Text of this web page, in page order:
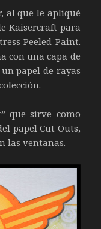
al que le apliqué
Kaisercraft para
Peeled Paint.
con una capa de
papel de rayas
que sirve como
papel Cut Outs,
las ventanas.